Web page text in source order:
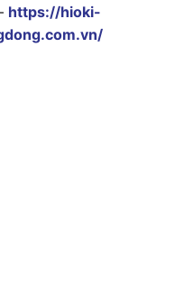
https://hioki-